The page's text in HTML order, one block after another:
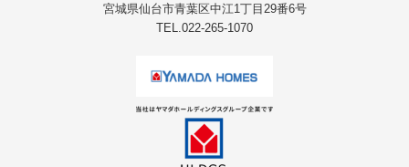
宮城県仙台市青葉区中江1丁目29番6号
TEL.022-265-1070